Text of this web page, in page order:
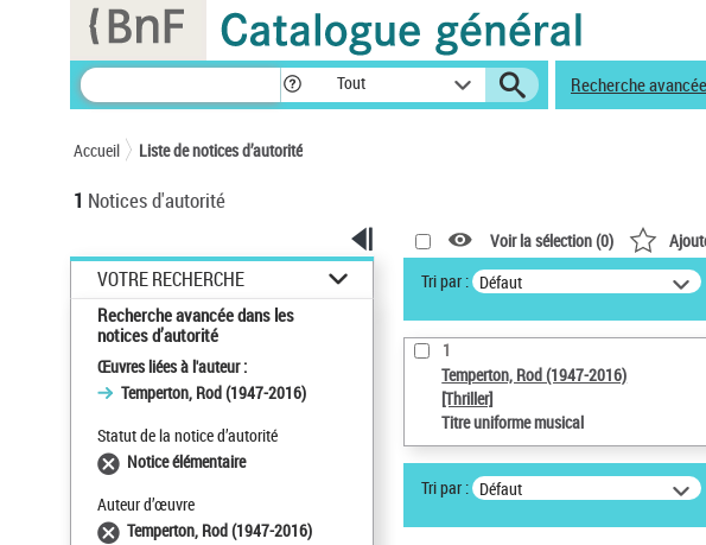
Tout Recherche avancée
Accueil Liste de notices d’autorité
1 Notices d'autorité
VOTRE RECHERCHE
Recherche avancée dans les
notices d’autorité
Œuvres liées à l'auteur :
Temperton, Rod (1947-2016)
Statut de la notice d’autorité
Notice élémentaire
Auteur d’œuvre
Temperton, Rod (1947-2016)
Voir la sélection (0)
Tri par : Défaut
1
Temperton, Rod (1947-2016)
[Thriller]
Titre uniforme musical
Tri par : Défaut
Panneau de gestion des cookies